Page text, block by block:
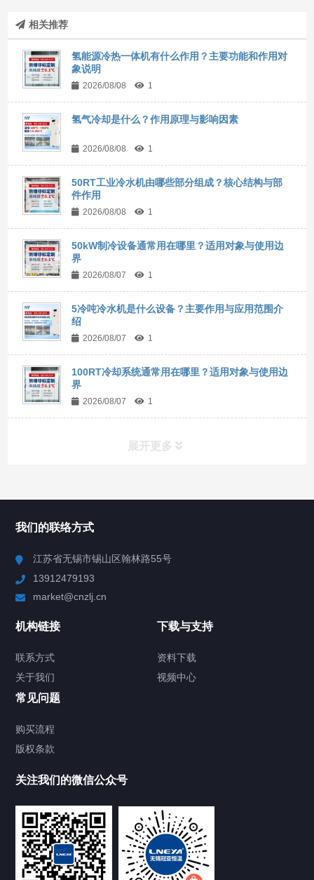
相关推荐
氢能源冷热一体机有什么作用？主要功能和作用对
象说明
2026/08/08 1
氢气冷却是什么？作用原理与影响因素
2026/08/08 1
50RT工业冷水机由哪些部分组成？核心结构与部
件作用
2026/08/08 1
50kW制冷设备通常用在哪里？适用对象与使用边
界
2026/08/07 1
5冷吨冷水机是什么设备？主要作用与应用范围介
绍
2026/08/07 1
100RT冷却系统通常用在哪里？适用对象与使用边
界
2026/08/07 1
展开更多
Chiller高精度制冷循环器
TCU温度控制单元
Chiller气体控温系统
Chamber试验箱
FREEZER低温箱
我们的联络方式
江苏省无锡市锡山区翰林路55号
13912479193
market@cnzlj.cn
机构链接
联系方式
关于我们
下载与支持
资料下载
视频中心
常见问题
购买流程
版权条款
关注我们的微信公众号